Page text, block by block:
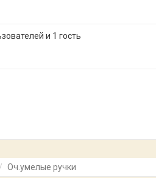
и 1 гость
Оч.умелые ручки